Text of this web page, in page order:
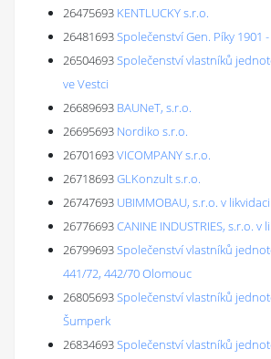
26475693 KENTLUCKY s.r.o.
26481693Společenství Gen. Píky 1901
26504693Společenství vlastníků
ve Vestci
26689693 BAUNeT, s.r.o.
26695693 Nordiko s.r.o.
26701693VICOMPANY s.r.o.
26718693GLKonzult s.r.o.
26747693 UBIMMOBAU, s.r.o. v likvidaci
26776693CANINE INDUSTRIES, s.r.o. v
26799693Společenství vlastníků
441/72, 442/70 Olomouc
26805693Společenství vlastníků
Šumperk
26834693Společenství vlastníků